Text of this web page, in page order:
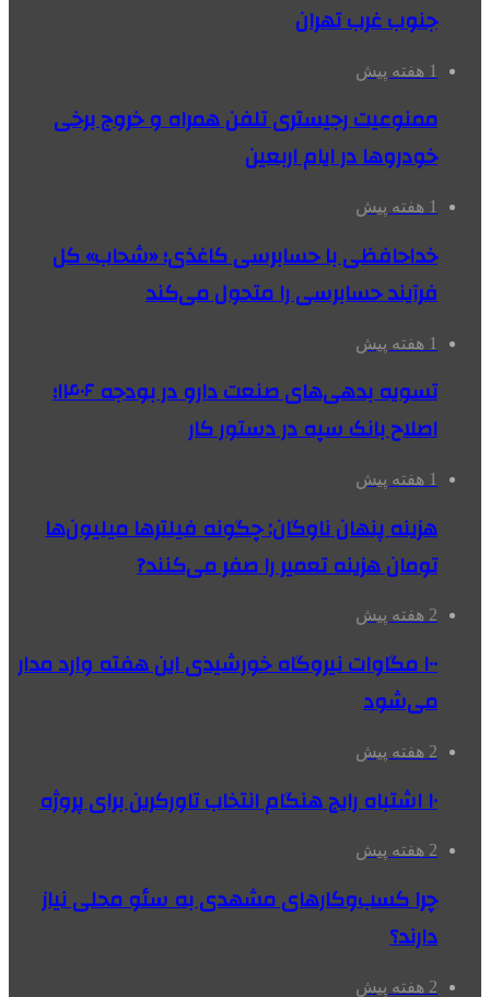
جنوب غرب تهران
1 هفته پیش
ممنوعیت رجیستری تلفن همراه و خروج برخی
خودروها در ایام اربعین
1 هفته پیش
خداحافظی با حسابرسی کاغذی؛ «شحاب» کل
فرآیند حسابرسی را متحول می‌کند
1 هفته پیش
تسویه بدهی‌های صنعت دارو در بودجه ۱۴۰۶؛
اصلاح بانک سپه در دستور کار
1 هفته پیش
هزینه پنهان ناوگان: چگونه فیلترها میلیون‌ها
تومان هزینه تعمیر را صفر می‌کنند?
2 هفته پیش
۱۰۰ مگاوات نیروگاه‌ خورشیدی این هفته وارد مدار
می‌شود
2 هفته پیش
۱۰ اشتباه رایج هنگام انتخاب تاورکرین برای پروژه
2 هفته پیش
چرا کسب‌وکارهای مشهدی به سئو محلی نیاز
دارند؟
2 هفته پیش